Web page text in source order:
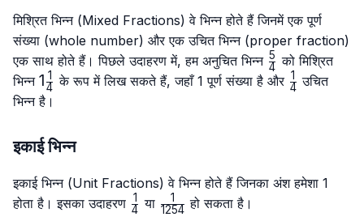
मिश्रित भिन्न (Mixed Fractions) वे भिन्न होते हैं जिनमें एक पूर्ण
संख्या (whole number) और एक उचित भिन्न (proper fraction)
एक साथ होते हैं। पिछले उदाहरण में, हम अनुचित भिन्न \frac{5}
{4}
4
5 को मिश्रित
भिन्न 1\frac{1}
{4}
1 4
1 के रूप में लिख सकते हैं, जहाँ 1 पूर्ण संख्या है और \frac{1}
4
1
उचित
भिन्न है।
इकाई भिन्न
इकाई भिन्न (Unit Fractions) वे भिन्न होते हैं जिनका अंश हमेशा 1
होता है। इसका उदाहरण \frac{1}
4
1 या \frac{1}
1254
1 हो सकता है।